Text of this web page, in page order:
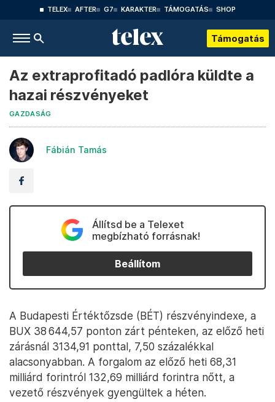
TELEX AFTER G7 KARAKTER TÁMOGATÁS SHOP
Támogatás
Az extraprofitadó padlóra küldte a
hazai részvényeket
GAZDASÁG
Fábián Tamás
Állítsd be a Telexet
megbízható forrásnak!
Beállítom
A Budapesti Értéktőzsde (BÉT) részvényindexe, a
BUX 38 644,57 ponton zárt pénteken, az előző heti
zárásnál 3134,91 ponttal, 7,50 százalékkal
alacsonyabban. A forgalom az előző heti 68,31
milliárd forintról 132,69 milliárd forintra nőtt, a
vezető részvények gyengültek a héten.